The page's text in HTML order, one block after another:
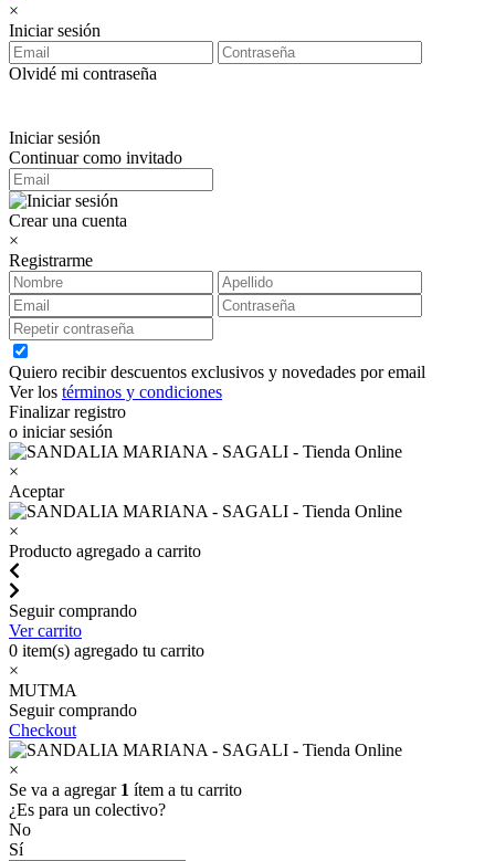
×
Iniciar sesión
Olvidé mi contraseña
Iniciar sesión
Continuar como invitado
Crear una cuenta
×
Registrarme
Quiero recibir descuentos exclusivos y novedades por email
Ver los términos y condiciones
Finalizar registro
o iniciar sesión
×
Aceptar
×
Producto agregado a carrito
Seguir comprando
Ver carrito
0 item(s) agregado tu carrito
×
MUTMA
Seguir comprando
Checkout
×
Se va a agregar 1 ítem a tu carrito
¿Es para un colectivo?
No
Sí